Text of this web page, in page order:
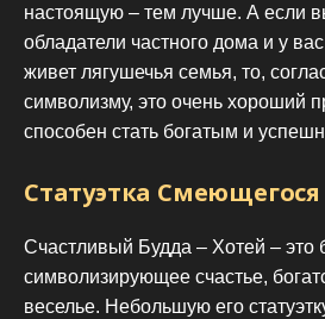
настоящую – тем лучше. А если
обладатели частного дома и у
живет лягушечья семья, то,
символизму, это очень хороший
способен стать богатым и
Статуэтка
Счастливый Будда – Хотей – это
символизирующее счастье,
веселье. Небольшую его